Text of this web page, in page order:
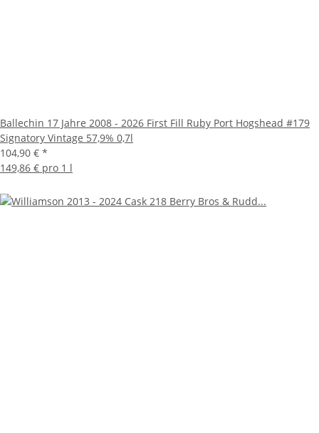
Ballechin 17 Jahre 2008 - 2026 First Fill Ruby Port Hogshead #179
Signatory Vintage 57,9% 0,7l
104,90 € *
149,86 € pro 1 l